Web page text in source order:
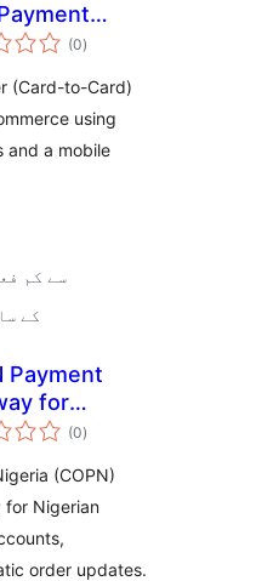
for
(0مجموعی
درجہ
)
(Card-to-Card)
using
and a mobile
10 سے کم
7.0.3
Payment
for
(0مجموعی
درجہ
)
(COPN)
for Nigerian
order updates.